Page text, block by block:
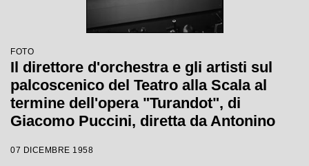
FOTO
Il direttore d'orchestra e gli artisti sul
palcoscenico del Teatro alla Scala al
termine dell'opera "Turandot", di
Giacomo Puccini, diretta da Antonino
Wallmann, che inaugura la stagione
07 DICEMBRE 1958